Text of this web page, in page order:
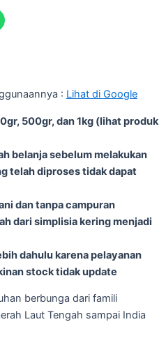
: Lihat di Google
500gr, dan 1kg (lihat produk
belanja sebelum melakukan
telah diproses tidak dapat
dan tanpa campuran
dari simplisia kering menjadi
dahulu karena pelayanan
stock tidak update
berbunga dari famili
Laut Tengah sampai India